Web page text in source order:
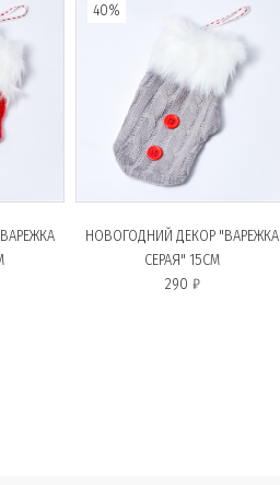
40%
НОВОГОДНИЙ ДЕКОР "ВАРЕЖКА
СЕРАЯ" 15CM
290 ₽